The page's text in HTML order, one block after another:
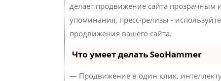
делает продвижение сайта прозрачным
упоминания, пресс-релизы -
продвижения вашего сайта.
Что умеет делать SeoHammer
— Продвижение в один клик,